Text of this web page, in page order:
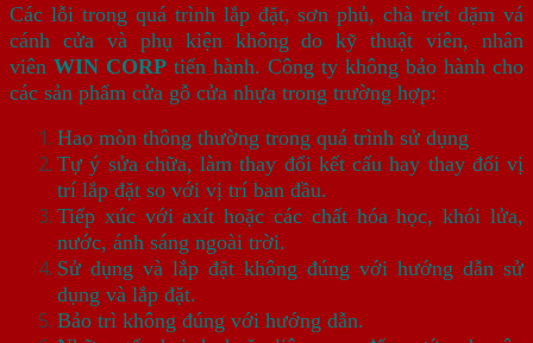
Các lỗi trong quá trình lắp đặt, sơn phủ, chà trét dặm vá
cánh cửa và phụ kiện không do kỹ thuật viên, nhân
viên WIN CORP tiến hành. Công ty không bảo hành cho
các sản phẩm cửa gỗ cửa nhựa trong trường hợp:
Hao mòn thông thường trong quá trình sử dụng
Tự ý sửa chữa, làm thay đổi kết cấu hay thay đổi vị
trí lắp đặt so với vị trí ban đầu.
Tiếp xúc với axít hoặc các chất hóa học, khói lửa,
nước, ánh sáng ngoài trời.
Sử dụng và lắp đặt không đúng với hướng dẫn sử
dụng và lắp đặt.
Bảo trì không đúng với hướng dẫn.